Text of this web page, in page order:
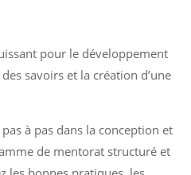
pour le développement
savoirs et la création d’une
à pas dans la conception et
de mentorat structuré et